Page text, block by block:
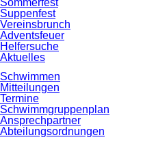
Sommerfest
Suppenfest
Vereinsbrunch
Adventsfeuer
Helfersuche
Aktuelles
Schwimmen
Mitteilungen
Termine
Schwimmgruppenplan
Ansprechpartner
Abteilungsordnungen